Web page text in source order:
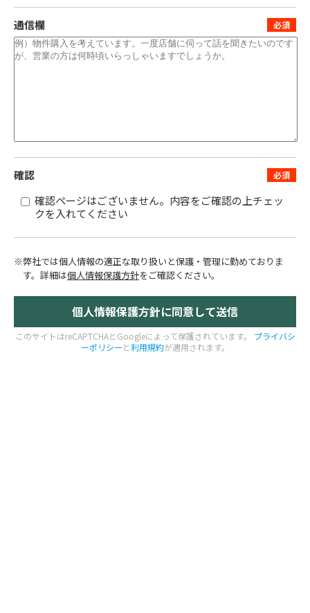
通信欄
確認
確認ページはございません。内容をご確認の上チェッ
クを入れてください
※弊社では個人情報の適正な取り扱いと保護・管理に勤めておりま
す。 詳細は個人情報保護方針をご確認ください。
このサイトはreCAPTCHAとGoogleによって保護されています。
プライバシ
ーポリシーと利用規約が適用されます。